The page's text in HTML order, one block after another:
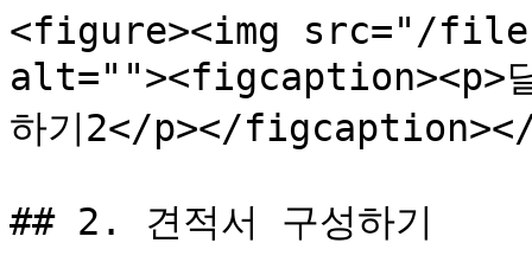
<figure><img src="/files/
alt=""><figcaption><p>딜
하기2</p></
## 2. 견적서 구성하기